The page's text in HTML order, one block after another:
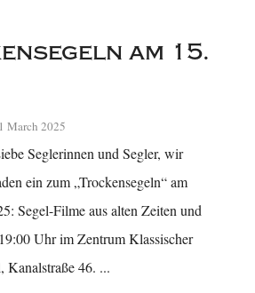
am 15.
March 2025
Seglerinnen und Segler, wir
ein zum „Trockensegeln“ am
Segel-Filme aus alten Zeiten und
Uhr im Zentrum Klassischer
Kanalstraße 46. ...